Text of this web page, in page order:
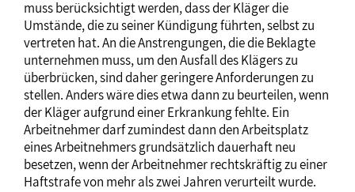
muss berücksichtigt werden, dass der Kläger die
Umstände, die zu seiner Kündigung führten, selbst zu
vertreten hat. An die Anstrengungen, die die Beklagte
unternehmen muss, um den Ausfall des Klägers zu
überbrücken, sind daher geringere Anforderungen zu
stellen. Anders wäre dies etwa dann zu beurteilen, wenn
der Kläger aufgrund einer Erkrankung fehlte. Ein
Arbeitnehmer darf zumindest dann den Arbeitsplatz
eines Arbeitnehmers grundsätzlich dauerhaft neu
besetzen, wenn der Arbeitnehmer rechtskräftig zu einer
Haftstrafe von mehr als zwei Jahren verurteilt wurde.